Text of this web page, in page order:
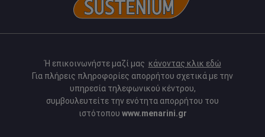
Ή επικοινωνήστε μαζί μας κάνοντας κλικ εδώ
Για πλήρεις πληροφορίες απορρήτου σχετικά με την
υπηρεσία τηλεφωνικού κέντρου,
συμβουλευτείτε την ενότητα απορρήτου του
ιστότοπου www.menarini.gr